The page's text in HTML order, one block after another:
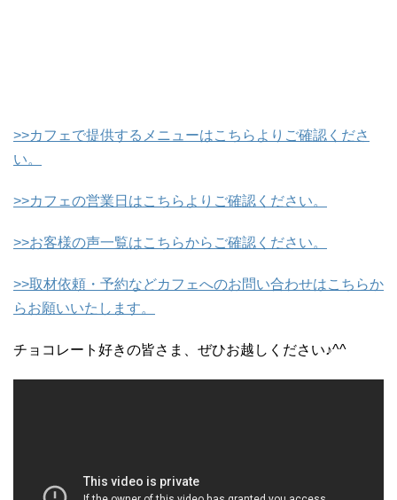
>>カフェで提供するメニューはこちらよりご確認くださ
い。
>>カフェの営業日はこちらよりご確認ください。
>>お客様の声一覧はこちらからご確認ください。
>>取材依頼・予約などカフェへのお問い合わせはこちらか
らお願いいたします。
チョコレート好きの皆さま、ぜひお越しください♪^^